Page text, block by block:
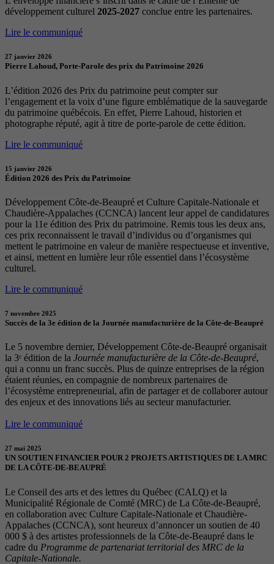
développement culturel 2025-2027 conclue entre les partenaires.
Lire le communiqué
27 janvier 2026
Pierre Lahoud, Porte-Parole des prix du Patrimoine 2026
L’édition 2026 des Prix du patrimoine peut compter sur
l’engagement et la voix d’une figure emblématique de la sauvegarde
du patrimoine québécois. En effet, Pierre Lahoud, historien et
photographe réputé, agit à titre de porte-parole de cette édition.
Lire le communiqué
15 janvier 2026
Édition 2026 des Prix du Patrimoine
Développement Côte-de-Beaupré et Culture Capitale-Nationale et
Chaudière-Appalaches (CCNCA) lancent leur appel de candidatures
pour la 11e édition des Prix du patrimoine. Remis tous les deux ans,
ces prix reconnaissent le travail d’individus ou d’organismes qui
mettent le patrimoine en valeur de manière respectueuse et inventive,
et ainsi, mettent en lumière leur rôle essentiel dans l’écosystème
culturel.
Lire le communiqué
7 novembre 2025
Succès de la 3e édition de la Journée manufacturière de la Côte-de-Beaupré
Le 5 novembre dernier, Développement Côte-de-Beaupré organisait
la 3ᵉ édition de la Journée manufacturière de la Côte-de-Beaupré,
qui a connu un franc succès. Plus de quinze entreprises de la région
étaient réunies, en compagnie de nombreux partenaires de
l’écosystème entrepreneurial, afin de partager et de collaborer autour
des enjeux et des innovations liés au secteur manufacturier.
Lire le communiqué
27 mai 2025
UN SOUTIEN FINANCIER POUR 2 PROJETS ARTISTIQUES DE LA MRC
DE LA CÔTE-DE-BEAUPRÉ
Le Conseil des arts et des lettres du Québec (CALQ) et la
Municipalité Régionale de Comté (MRC) de La Côte-de-Beaupré,
en collaboration avec Culture Capitale-Nationale et Chaudière-
Appalaches (CCNCA), sont heureux d’annoncer un soutien de 40
000 $ à des artistes professionnels de la Côte-de-Beaupré dans le
cadre du Programme de partenariat territorial des MRC de la
Capitale-Nationale.